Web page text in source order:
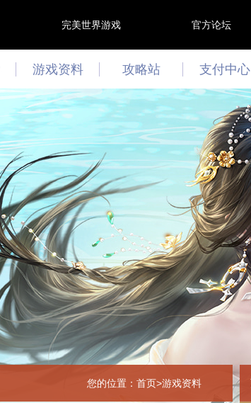
官方论坛
完美世界游戏
游戏资料 攻略站
游戏资讯
攻略心得
最新活动
文曲答题
技能模拟器
阵灵模拟器
支付中心
您的位置：首页>游戏资料